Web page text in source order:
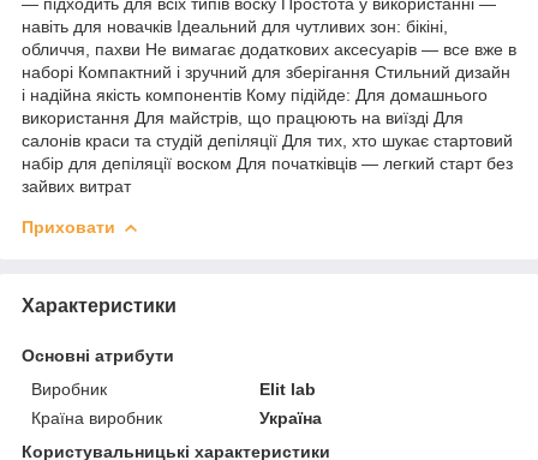
навіть для новачків Ідеальний для чутливих зон: бікіні,
обличчя, пахви Не вимагає додаткових аксесуарів — все вже в
наборі Компактний і зручний для зберігання Стильний дизайн
і надійна якість компонентів Кому підійде: Для домашнього
використання Для майстрів, що працюють на виїзді Для
салонів краси та студій депіляції Для тих, хто шукає стартовий
набір для депіляції воском Для початківців — легкий старт без
зайвих витрат
Приховати
Характеристики
Основні атрибути
Виробник
Elit lab
Країна виробник
Україна
Користувальницькі характеристики